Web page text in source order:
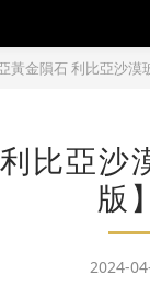
黃金隕石 利比亞沙漠
比亞
版】
2024-